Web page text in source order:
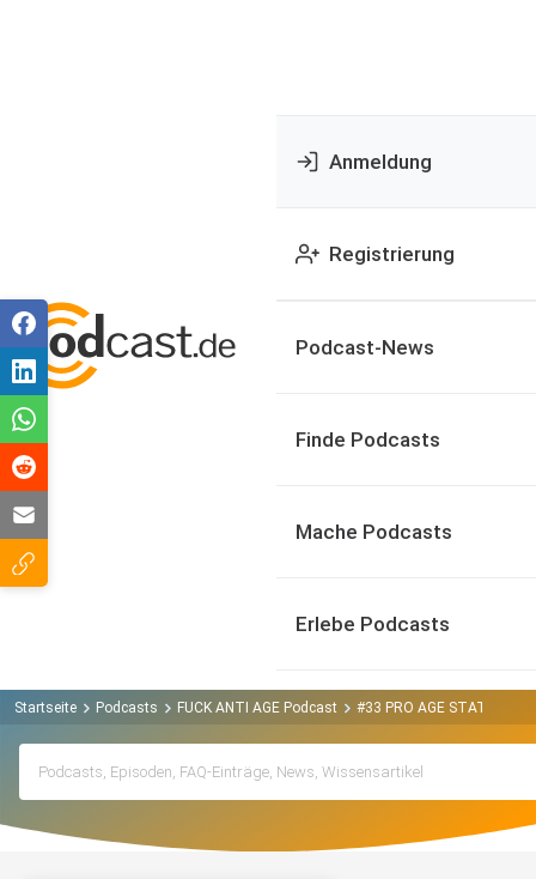
Anmeldung
Registrierung
Podcast-News
Finde Podcasts
Mache Podcasts
Erlebe Podcasts
Startseite Podcasts FUCK ANTI AGE Podcast #33 PRO AGE STATT